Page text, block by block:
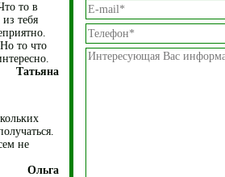
то в
тебя
то что
Татьяна
не
Ольга